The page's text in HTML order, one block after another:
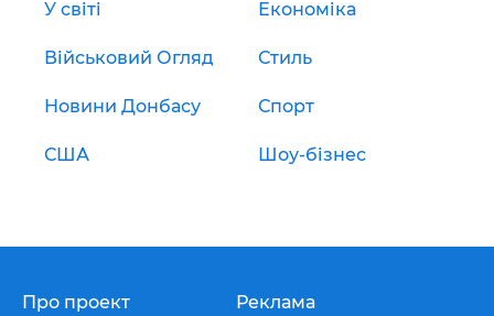
У світі Економіка
Військовий Огляд Стиль
Новини Донбасу Спорт
США Шоу-бізнес
Про проект Реклама